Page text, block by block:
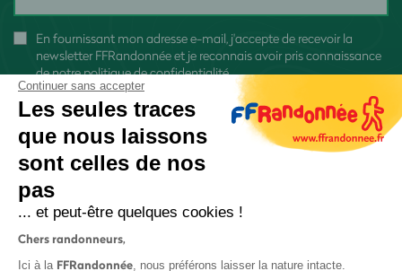
En fournissant mon adresse e-mail, j'accepte de recevoir la
newsletter FFRandonnée et je reconnais avoir pris connaissance
denotre politique de confidentialité
Continuer sans accepter
Les seules traces
que nous laissons
sont celles de nos
pas
... et peut-être quelques cookies !
Chers randonneurs,
Ici à la FFRandonnée, nous préférons laisser la nature intacte.